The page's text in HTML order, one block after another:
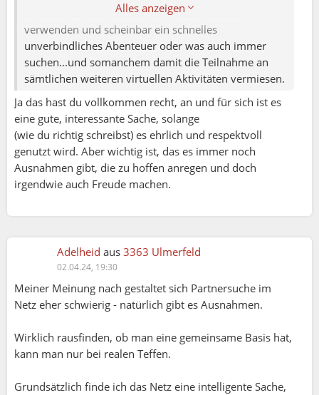
Alles anzeigen
unterschiedliche Plattformen missbräuchlich
verwenden und scheinbar ein schnelles
unverbindliches Abenteuer oder was auch immer
suchen...und somanchem damit die Teilnahme an
sämtlichen weiteren virtuellen Aktivitäten vermiesen.
Ja das hast du vollkommen recht, an und für sich ist es
eine gute, interessante Sache, solange
(wie du richtig schreibst) es ehrlich und respektvoll
genutzt wird. Aber wichtig ist, das es immer noch
Ausnahmen gibt, die zu hoffen anregen und doch
irgendwie auch Freude machen.
Adelheid aus 3363 Ulmerfeld
02.04.24, 19:30
Meiner Meinung nach gestaltet sich Partnersuche im
Netz eher schwierig - natürlich gibt es Ausnahmen.
Wirklich rausfinden, ob man eine gemeinsame Basis hat,
kann man nur bei realen Teffen.
Grundsätzlich finde ich das Netz eine intelligente Sache,